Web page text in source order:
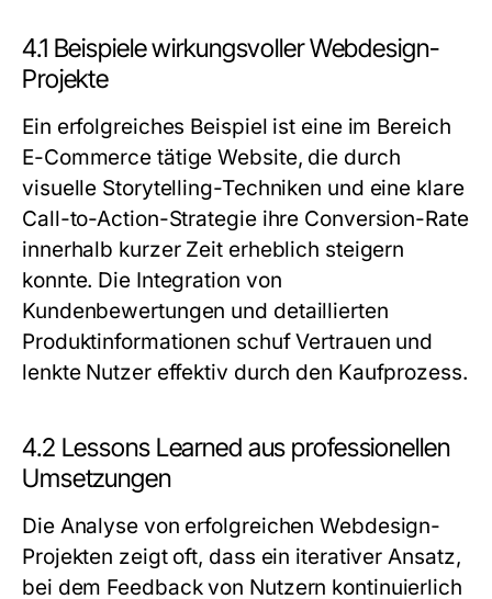
4.1 Beispiele wirkungsvoller Webdesign-
Projekte
Ein erfolgreiches Beispiel ist eine im Bereich
E-Commerce tätige Website, die durch
visuelle Storytelling-Techniken und eine klare
Call-to-Action-Strategie ihre Conversion-Rate
innerhalb kurzer Zeit erheblich steigern
konnte. Die Integration von
Kundenbewertungen und detaillierten
Produktinformationen schuf Vertrauen und
lenkte Nutzer effektiv durch den Kaufprozess.
4.2 Lessons Learned aus professionellen
Umsetzungen
Die Analyse von erfolgreichen Webdesign-
Projekten zeigt oft, dass ein iterativer Ansatz,
bei dem Feedback von Nutzern kontinuierlich